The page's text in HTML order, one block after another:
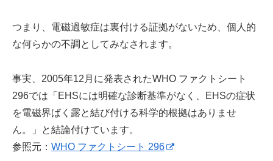
つまり、電磁過敏症は裏付ける証拠がないため、個人的
な何らかの不調としてみなされます。
事実、2005年12月に発表されたWHO ファクトシート
296では「EHSには明確な診断基準がなく、EHSの症状
を電磁界ばく露と結び付ける科学的根拠はありませ
ん。」と結論付けています。
参照元： WHO ファクトシート 296